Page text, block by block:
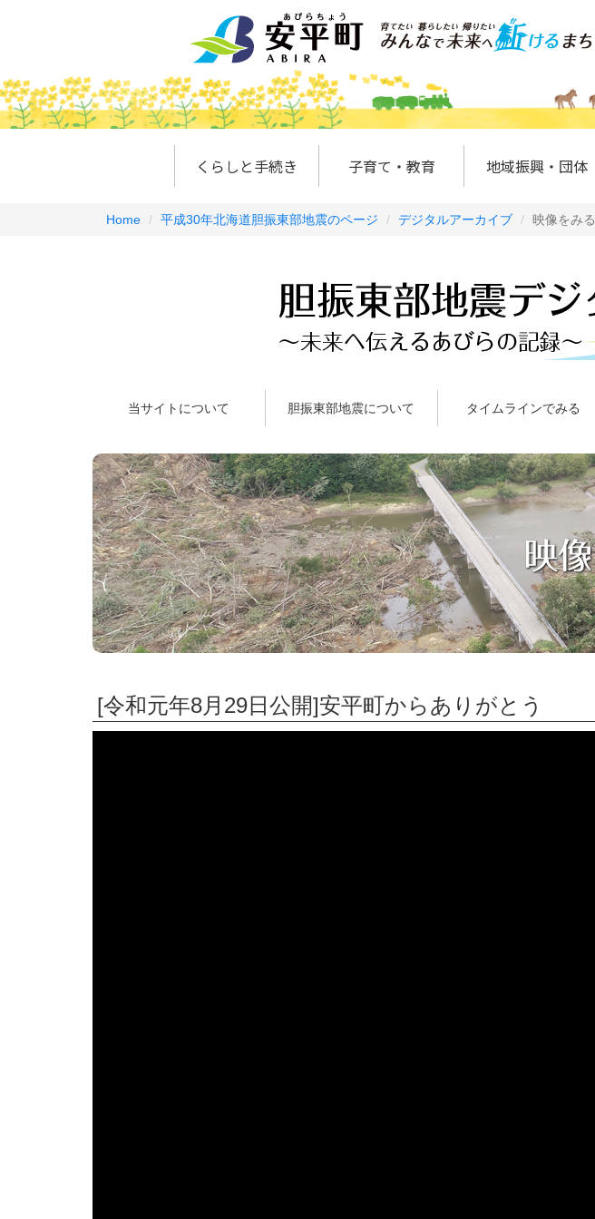
くらしと手続き 子育て・教育 地域振興・団体
Home 平成30年北海道胆振東部地震のページ デジタルアーカイブ 映像をみる
当サイトについて 胆振東部地震について タイムラインでみる
[令和元年8月29日公開]安平町からありがとう